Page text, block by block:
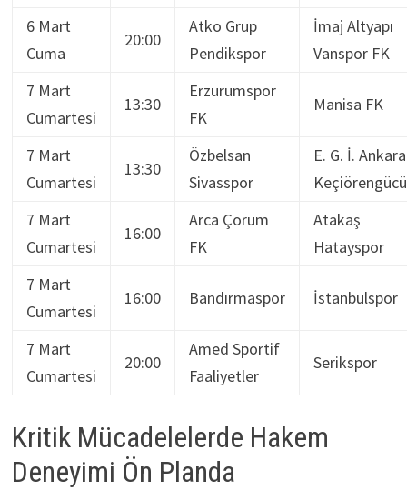
6 Mart
Cuma
20:00
Atko Grup
Pendikspor
İmaj Altyapı
Vanspor FK
7 Mart
Cumartesi
13:30
Erzurumspor
FK
Manisa FK
7 Mart
Cumartesi
13:30
Özbelsan
Sivasspor
E. G. İ. Ankara
Keçiörengücü
7 Mart
Cumartesi
16:00
Arca Çorum
FK
Atakaş
Hatayspor
7 Mart
Cumartesi
16:00 Bandırmaspor İstanbulspor
7 Mart
Cumartesi
20:00
Amed Sportif
Faaliyetler
Serikspor
Kritik Mücadelelerde Hakem
Deneyimi Ön Planda